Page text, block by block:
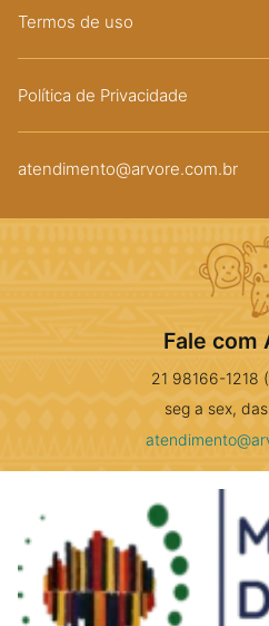
Termos de uso
Política de Privacidade
atendimento@arvore.com.br
Fale com
21 98166-1218
seg a sex,